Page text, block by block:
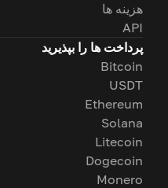
هزینه ها
API
پرداخت ها را بپذیرید
Bitcoin
USDT
Ethereum
Solana
Litecoin
Dogecoin
Monero